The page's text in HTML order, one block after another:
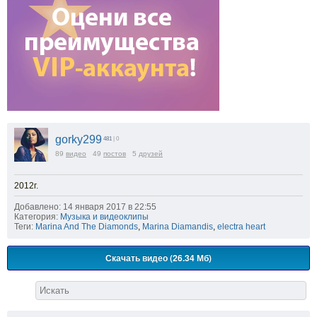
gorky299 481 | 0
89 видео 49 постов 5 друзей
2012г.
Добавлено: 14 января 2017 в 22:55
Категория: Музыка и видеоклипы
Теги: Marina And The Diamonds, Marina Diamandis, electra heart
Скачать видео (26.34 Мб)